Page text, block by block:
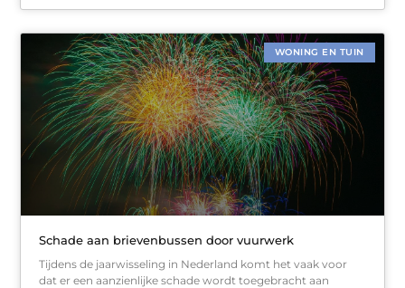
WONING EN TUIN
Schade aan brievenbussen door vuurwerk
Tijdens de jaarwisseling in Nederland komt het vaak voor
dat er een aanzienlijke schade wordt toegebracht aan